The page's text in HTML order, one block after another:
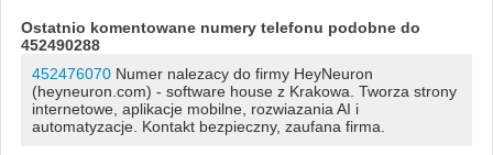
Ostatnio komentowane numery telefonu podobne do
452490288
452476070Numer nalezacy do firmy HeyNeuron
(heyneuron.com) - software house z Krakowa. Tworza strony
internetowe, aplikacje mobilne, rozwiazania AI i
automatyzacje. Kontakt bezpieczny, zaufana firma.